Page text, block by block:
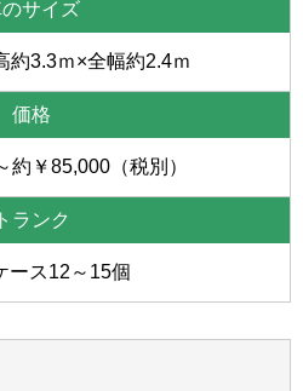
約3.3ｍ×全幅約2.4ｍ
約￥85,000（税別）
ース12～15個